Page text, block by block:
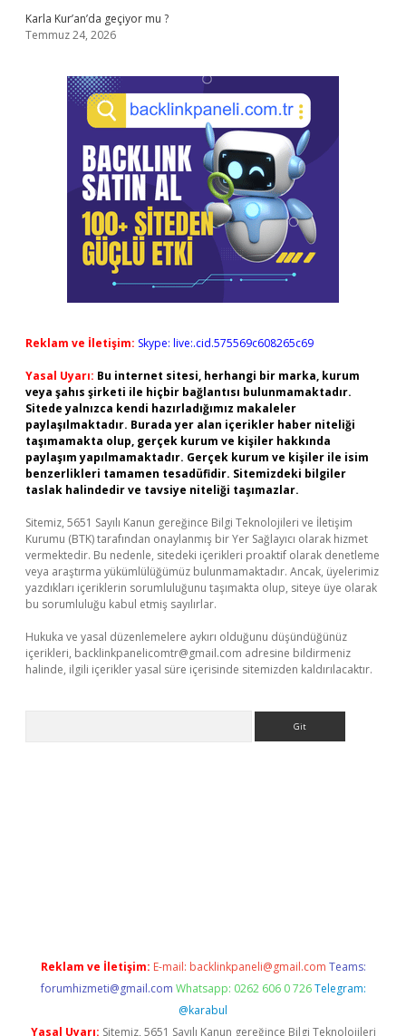
Karla Kur’an’da geçiyor mu ?
Temmuz 24, 2026
Reklam ve İletişim: Skype: live:.cid.575569c608265c69
Yasal Uyarı: Bu internet sitesi, herhangi bir marka, kurum
veya şahıs şirketi ile hiçbir bağlantısı bulunmamaktadır.
Sitede yalnızca kendi hazırladığımız makaleler
paylaşılmaktadır. Burada yer alan içerikler haber niteliği
taşımamakta olup, gerçek kurum ve kişiler hakkında
paylaşım yapılmamaktadır. Gerçek kurum ve kişiler ile isim
benzerlikleri tamamen tesadüfidir. Sitemizdeki bilgiler
taslak halindedir ve tavsiye niteliği taşımazlar.
Sitemiz, 5651 Sayılı Kanun gereğince Bilgi Teknolojileri ve İletişim
Kurumu (BTK) tarafından onaylanmış bir Yer Sağlayıcı olarak hizmet
vermektedir. Bu nedenle, sitedeki içerikleri proaktif olarak denetleme
veya araştırma yükümlülüğümüz bulunmamaktadır. Ancak, üyelerimiz
yazdıkları içeriklerin sorumluluğunu taşımakta olup, siteye üye olarak
bu sorumluluğu kabul etmiş sayılırlar.
Hukuka ve yasal düzenlemelere aykırı olduğunu düşündüğünüz
içerikleri, backlinkpanelicomtr@gmail.com adresine bildirmeniz
halinde, ilgili içerikler yasal süre içerisinde sitemizden kaldırılacaktır.
Reklam ve İletişim: E-mail: backlinkpaneli@gmail.com Teams:
forumhizmeti@gmail.com Whatsapp: 0262 606 0 726 Telegram:
@karabul
Yasal Uyarı: Sitemiz, 5651 Sayılı Kanun gereğince Bilgi Teknolojileri